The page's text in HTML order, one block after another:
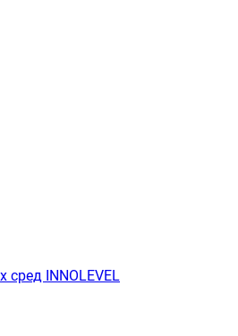
INNOLEVEL